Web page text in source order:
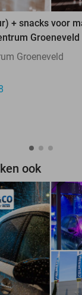
+ snacks voor
Groeneveld
Groeneveld
ook